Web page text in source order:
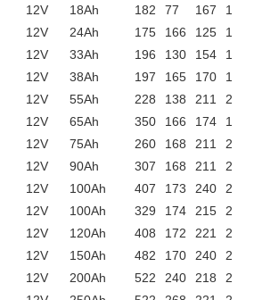
12V 18Ah 182 77 167
167
12V 24Ah 175 166 125
125
12V 33Ah 196 130 154
179
12V 38Ah 197 165 170
170
12V 55Ah 228 138 211
231
12V 65Ah 350 166 174
174
12V 75Ah 260 168 211
231
12V 90Ah 307 168 211
231
12V 100Ah 407 173 240
240
12V 100Ah 329 174 215
222
12V 120Ah 408 172 221
227
12V 150Ah 482 170 240
240
12V 200Ah 522 240 218
223